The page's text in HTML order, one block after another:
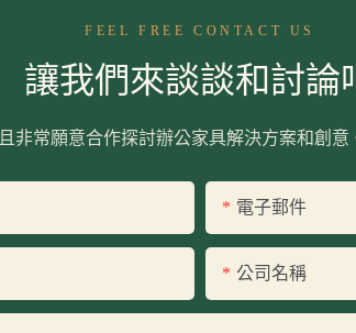
FEEL FREE CONTACT US
讓我們來談談和討論
非常願意合作探討辦公家具解決方案和創意
電子郵件
公司名稱